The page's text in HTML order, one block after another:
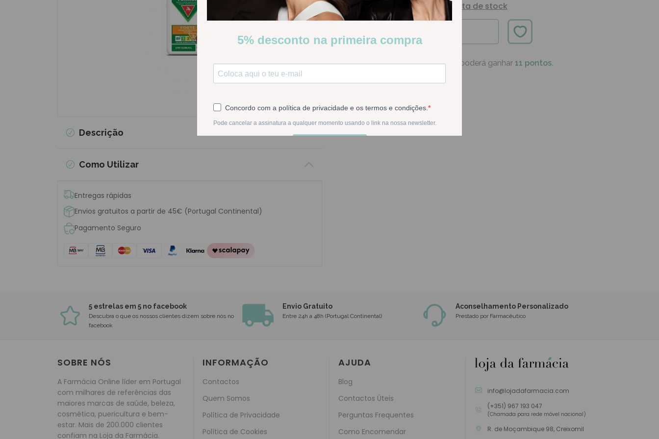
Descrição
Como Utilizar
Entregas rápidas
Envios gratuitos a partir de 45€ (Portugal Continental)
Pagamento Seguro
Stock: Indisponível Alerta de stock
Na compra deste produto poderá ganhar 11 pontos.
5 estrelas em 5 no facebook
Descubra o que os nossos clientes dizem sobre nós no
facebook
Envio Gratuito
Entre 24h a 48h (Portugal Continental)
Aconselhamento Personalizado
Prestado por Farmacêutico
SOBRE NÓS
A Farmácia Online líder em Portugal
com milhares de referências das
maiores marcas de saúde, beleza,
cosmética, puericultura e bem-
estar. Mais de 200.000 clientes
confiam na Loja da Farmácia.
INFORMAÇÃO
Contactos
Quem Somos
Política de Privacidade
Política de Cookies
AJUDA
Blog
Contactos Úteis
Perguntas Frequentes
Como Encomendar
info@lojadafarmacia.com
(+351) 967 193 047
(Chamada para rede móvel nacional)
R. de Moçambique 98, Creixomil